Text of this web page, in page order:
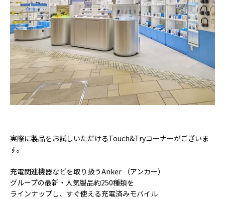
実際に製品をお試しいただけるTouch&Tryコーナーがございま
す。
充電関連機器などを取り扱うAnker （アンカー）
グループの最新・人気製品約250種類を
ラインナップし、すぐ使える充電済みモバイル